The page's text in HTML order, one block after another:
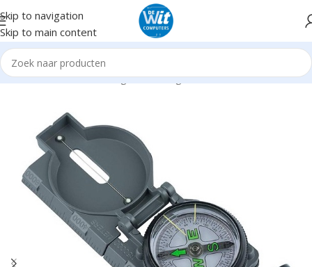
Skip to navigation
Skip to main content
Home Hardware Overigen en Gadgets Diversen